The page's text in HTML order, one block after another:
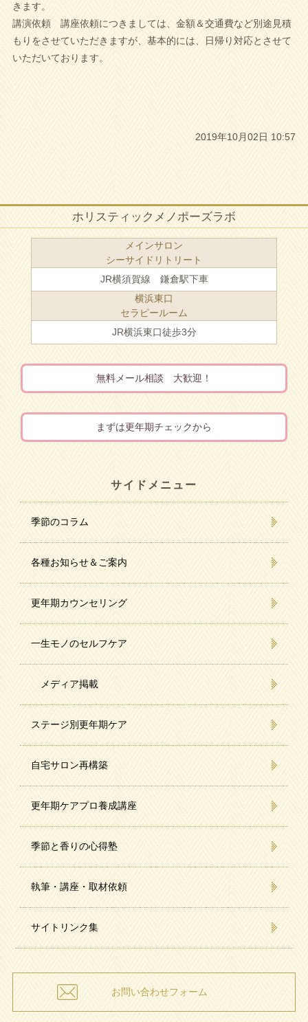
きます。
講演依頼 講座依頼につきましては、金額＆交通費など別途見積
もりをさせていただきますが、基本的には、日帰り対応とさせて
いただいております。
2019年10月02日 10:57
ホリスティックメノポーズラボ
メインサロン
シーサイドリトリート
JR横須賀線 鎌倉駅下車
横浜東口
セラピールーム
JR横浜東口徒歩3分
無料メール相談 大歓迎！
まずは更年期チェックから
サイドメニュー
季節のコラム
各種お知らせ＆ご案内
更年期カウンセリング
一生モノのセルフケア
メディア掲載
ステージ別更年期ケア
自宅サロン再構築
更年期ケアプロ養成講座
季節と香りの心得塾
執筆・講座・取材依頼
サイトリンク集
お問い合わせフォーム